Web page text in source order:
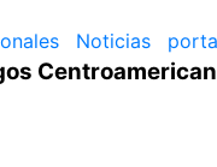
Noticias